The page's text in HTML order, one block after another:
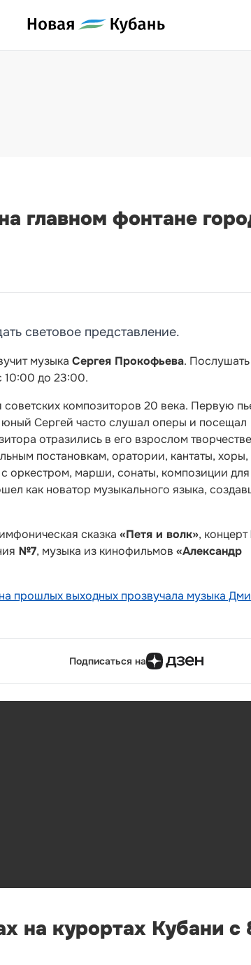
главном фонтане
световое представление.
музыка Сергея Прокофьева. Послушать
10:00 до 23:00.
композиторов 20 века. Первую
Сергей часто слушал оперы и посещал
отразились в его взрослом
постановкам, оратории, кантаты, хоры,
оркестром, марши, сонаты, композиции для
как новатор музыкального языка,
сказка «Петя и волк», концерт
№7, музыка из кинофильмов «Александр
прошлых выходных прозвучала музыка
Подписаться на
курортах Кубани с